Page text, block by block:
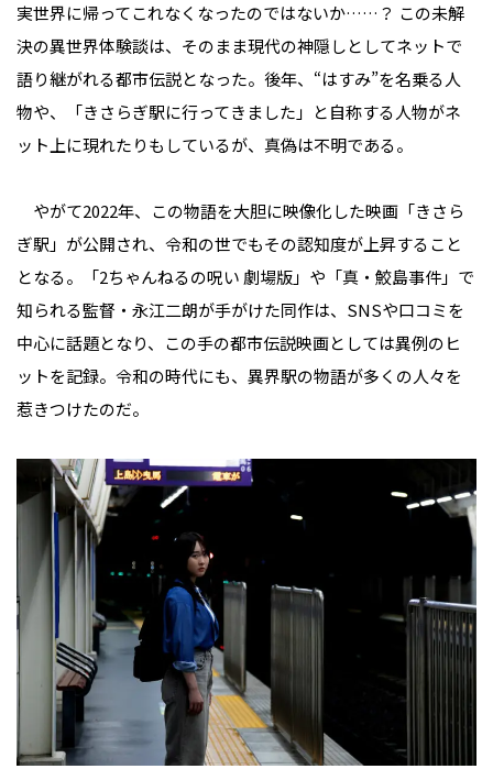
実世界に帰ってこれなくなったのではないか……？ この未解
決の異世界体験談は、そのまま現代の神隠しとしてネットで
語り継がれる都市伝説となった。後年、“はすみ”を名乗る人
物や、「きさらぎ駅に行ってきました」と自称する人物がネ
ット上に現れたりもしているが、真偽は不明である。
やがて2022年、この物語を大胆に映像化した映画「きさら
ぎ駅」が公開され、令和の世でもその認知度が上昇すること
となる。「2ちゃんねるの呪い 劇場版」や「真・鮫島事件」で
知られる監督・永江二朗が手がけた同作は、SNSや口コミを
中心に話題となり、この手の都市伝説映画としては異例のヒ
ットを記録。令和の時代にも、異界駅の物語が多くの人々を
惹きつけたのだ。